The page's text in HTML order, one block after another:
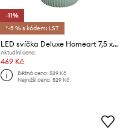
-11%
*-5 % s kódem: LST
LED svíčka Deluxe Homeart 7,5 x 12,5 cm
Aktuální cena:
469 Kč
Běžná cena:529 Kč
Nejnižší cena:529 Kč